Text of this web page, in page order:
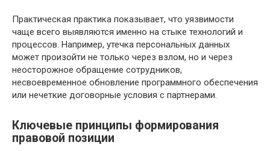
Практическая практика показывает, что уязвимости
чаще всего выявляются именно на стыке технологий и
процессов. Например, утечка персональных данных
может произойти не только через взлом, но и через
неосторожное обращение сотрудников,
несвоевременное обновление программного обеспечения
или нечеткие договорные условия с партнерами.
Ключевые принципы формирования
правовой позиции